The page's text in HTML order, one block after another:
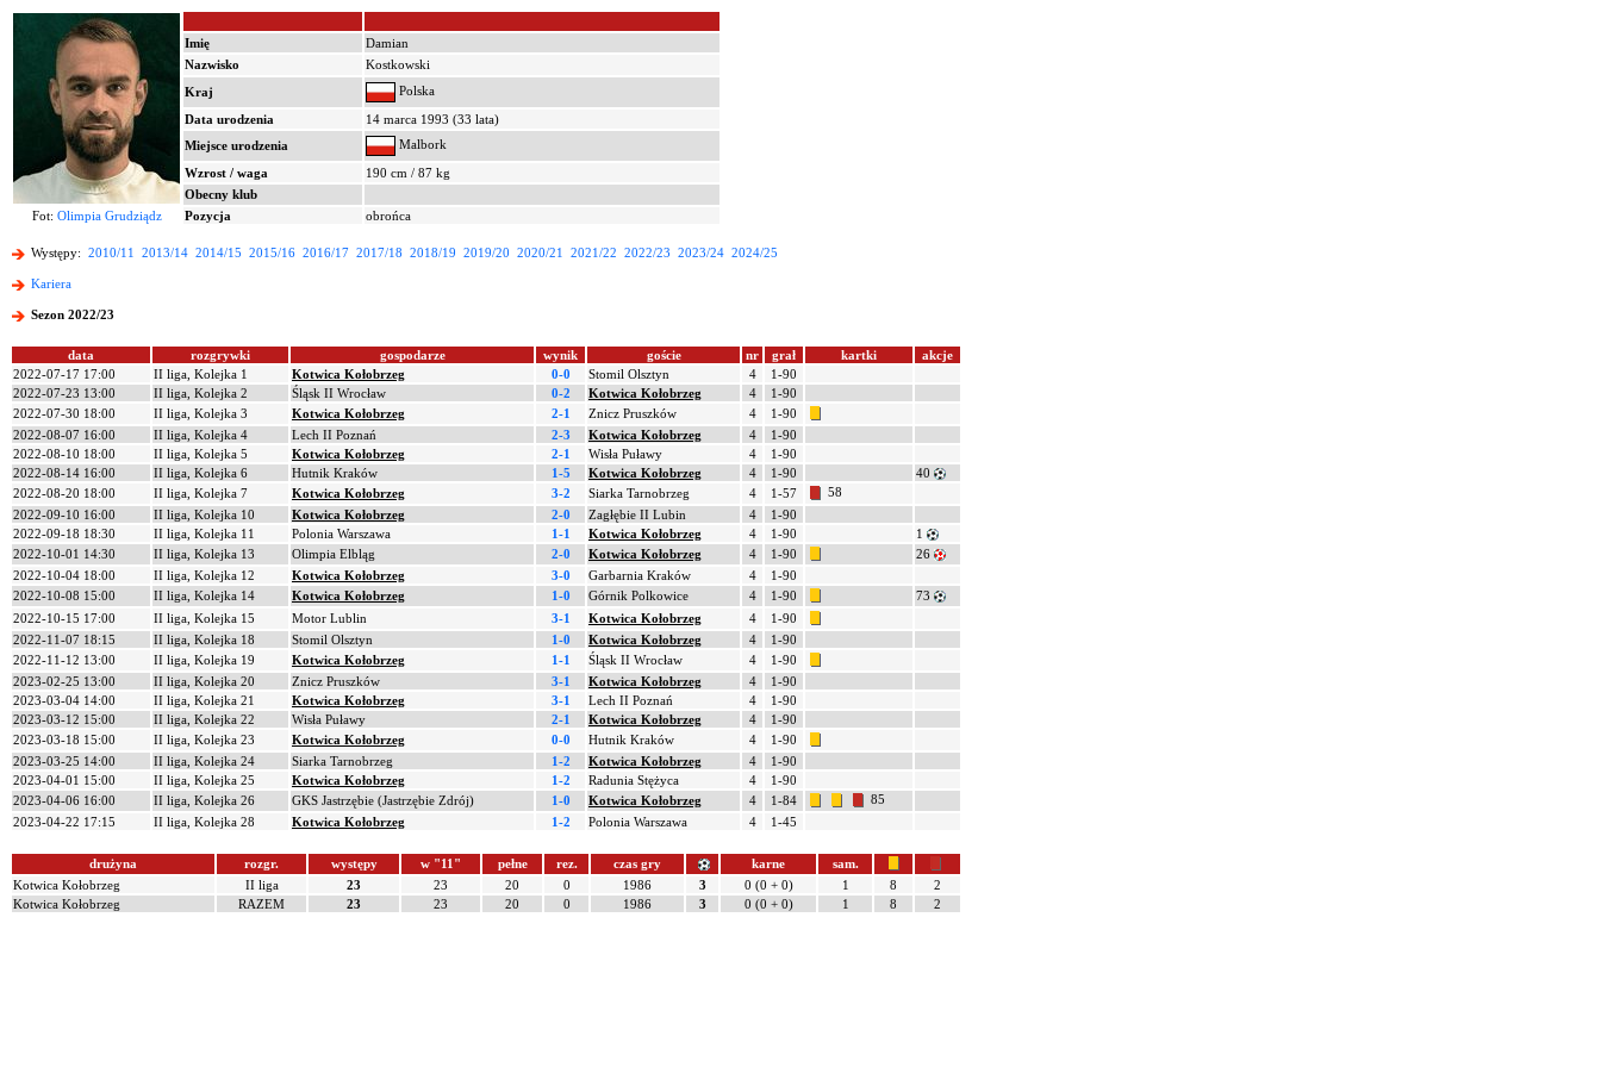
Imię
Damian
Nazwisko
Kostkowski
Kraj
Polska
Data urodzenia
14 marca 1993 (33 lata)
Miejsce urodzenia
Malbork
Wzrost / waga
190 cm / 87 kg
Obecny klub
Fot: Olimpia Grudziądz Pozycja obrońca
Występy: 2010/11 2013/14 2014/15 2015/16 2016/17 2017/18 2018/19 2019/20 2020/21 2021/22 2022/23 2023/24 2024/25
Kariera
Sezon 2022/23
data rozgrywki gospodarze wynik goście nr grał kartki
akcje
2022-07-17 17:00
II liga, Kolejka 1 Kotwica Kołobrzeg 0-0 Stomil Olsztyn 4
1-90
2022-07-23 13:00
II liga, Kolejka 2 Śląsk II Wrocław 0-2 Kotwica Kołobrzeg 4
1-90
2022-07-30 18:00
II liga, Kolejka 3 Kotwica Kołobrzeg 2-1 Znicz Pruszków 4
1-90
2022-08-07 16:00
II liga, Kolejka 4 Lech II Poznań 2-3 Kotwica Kołobrzeg 4
1-90
2022-08-10 18:00
II liga, Kolejka 5 Kotwica Kołobrzeg 2-1 Wisła Puławy 4
1-90
2022-08-14 16:00
II liga, Kolejka 6 Hutnik Kraków 1-5 Kotwica Kołobrzeg 4 1-90
40
2022-08-20 18:00
II liga, Kolejka 7 Kotwica Kołobrzeg 3-2 Siarka Tarnobrzeg 4 1-57
58
2022-09-10 16:00
II liga, Kolejka 10 Kotwica Kołobrzeg 2-0 Zagłębie II Lubin 4
1-90
2022-09-18 18:30
II liga, Kolejka 11 Polonia Warszawa 1-1 Kotwica Kołobrzeg 4 1-90
1
2022-10-01 14:30
II liga, Kolejka 13 Olimpia Elbląg 2-0 Kotwica Kołobrzeg 4 1-90
26
2022-10-04 18:00
II liga, Kolejka 12 Kotwica Kołobrzeg 3-0 Garbarnia Kraków 4
1-90
2022-10-08 15:00
II liga, Kolejka 14 Kotwica Kołobrzeg 1-0 Górnik Polkowice 4 1-90
73
2022-10-15 17:00
II liga, Kolejka 15 Motor Lublin 3-1 Kotwica Kołobrzeg 4
1-90
2022-11-07 18:15
II liga, Kolejka 18 Stomil Olsztyn 1-0 Kotwica Kołobrzeg 4
1-90
2022-11-12 13:00
II liga, Kolejka 19 Kotwica Kołobrzeg 1-1 Śląsk II Wrocław 4
1-90
2023-02-25 13:00
II liga, Kolejka 20 Znicz Pruszków 3-1 Kotwica Kołobrzeg 4
1-90
2023-03-04 14:00
II liga, Kolejka 21 Kotwica Kołobrzeg 3-1 Lech II Poznań 4
1-90
2023-03-12 15:00
II liga, Kolejka 22 Wisła Puławy 2-1 Kotwica Kołobrzeg 4
1-90
2023-03-18 15:00
II liga, Kolejka 23 Kotwica Kołobrzeg 0-0 Hutnik Kraków 4
1-90
2023-03-25 14:00
II liga, Kolejka 24 Siarka Tarnobrzeg 1-2 Kotwica Kołobrzeg 4
1-90
2023-04-01 15:00
II liga, Kolejka 25 Kotwica Kołobrzeg 1-2 Radunia Stężyca 4
1-90
2023-04-06 16:00
II liga, Kolejka 26 GKS Jastrzębie (Jastrzębie Zdrój) 1-0 Kotwica Kołobrzeg 4 1-84
85
2023-04-22 17:15
II liga, Kolejka 28 Kotwica Kołobrzeg 1-2 Polonia Warszawa 4 1-45
drużyna rozgr. występy w "11" pełne rez. czas gry karne
sam.
Kotwica Kołobrzeg
II liga 23 23 20 0 1986 3 0 (0 + 0) 1 8
2
Kotwica Kołobrzeg
RAZEM 23 23 20 0 1986 3 0 (0 + 0) 1 8 2